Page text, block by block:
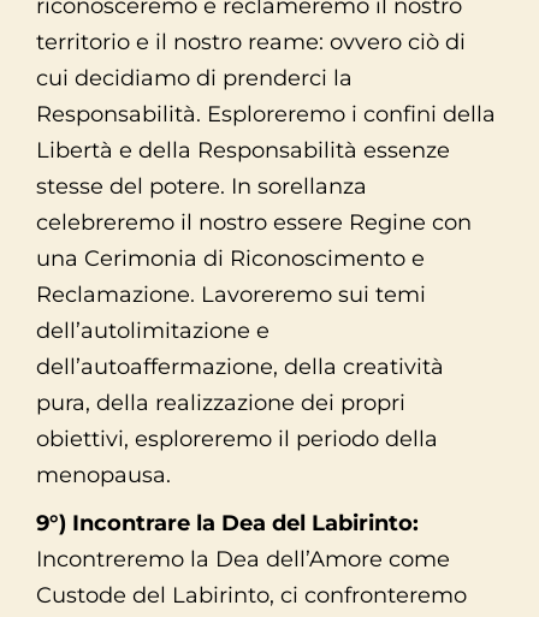
riconosceremo e reclameremo il nostro
territorio e il nostro reame: ovvero ciò di
cui decidiamo di prenderci la
Responsabilità. Esploreremo i confini della
Libertà e della Responsabilità essenze
stesse del potere. In sorellanza
celebreremo il nostro essere Regine con
una Cerimonia di Riconoscimento e
Reclamazione. Lavoreremo sui temi
dell’autolimitazione e
dell’autoaffermazione, della creatività
pura, della realizzazione dei propri
obiettivi, esploreremo il periodo della
menopausa.
9°) Incontrare la Dea del Labirinto:
Incontreremo la Dea dell’Amore come
Custode del Labirinto, ci confronteremo